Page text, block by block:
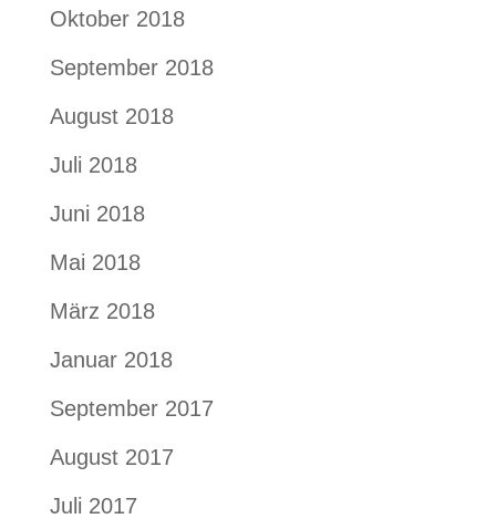
Oktober 2018
September 2018
August 2018
Juli 2018
Juni 2018
Mai 2018
März 2018
Januar 2018
September 2017
August 2017
Juli 2017